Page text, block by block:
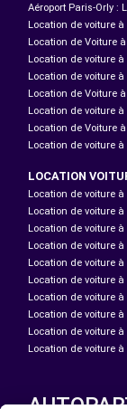
Aéroport Paris-Orly :
Location de voiture à
Location de Voiture
Location de voiture
Location de voiture
Location de Voiture
Location de voiture
Location de Voiture
Location de voiture
LOCATION
Location de voiture à
Location de voiture
Location de voiture à
Location de voiture à
Location de voiture à
Location de voiture à
Location de voiture à
Location de voiture à
Location de voiture
Location de voiture à